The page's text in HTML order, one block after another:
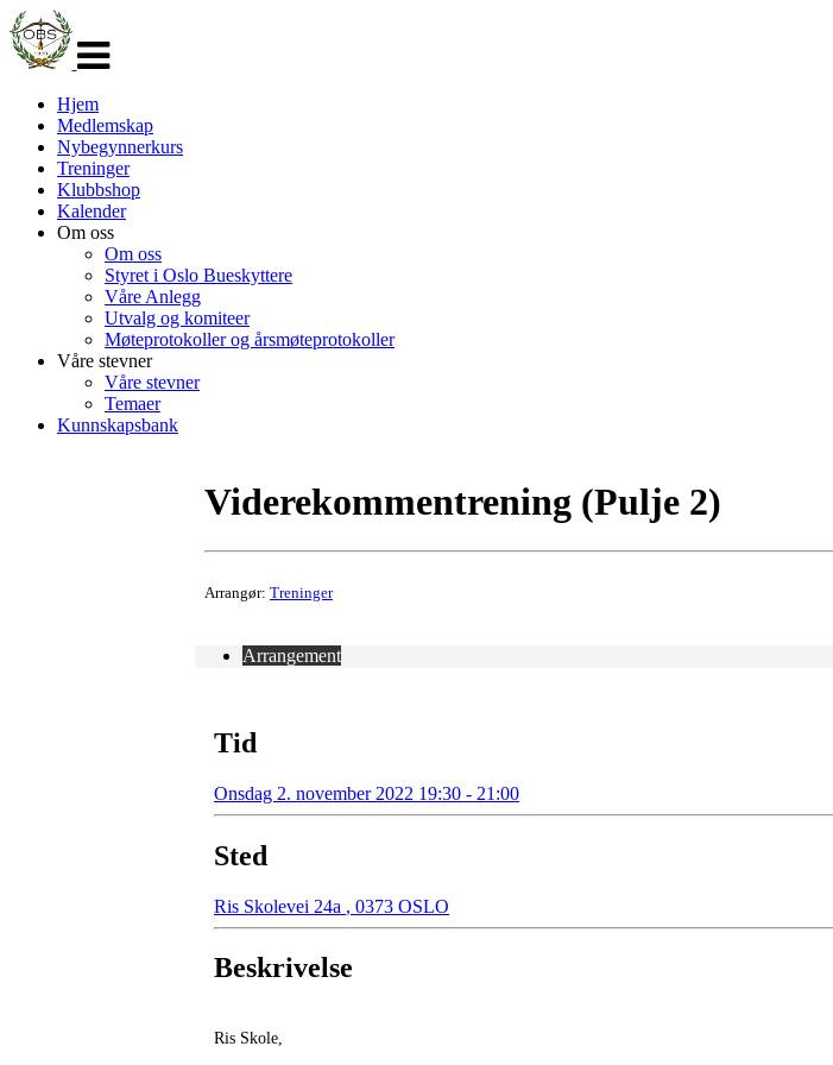
navigasjon
Hjem
Medlemskap
Nybegynnerkurs
Treninger
Klubbshop
Kalender
Om oss
Om oss
Styret i Oslo Bueskyttere
Våre Anlegg
Utvalg og komiteer
Møteprotokoller og årsmøteprotokoller
Våre stevner
Våre stevner
Temaer
Kunnskapsbank
Viderekommentrening (Pulje 2)
Arrangør: Treninger
Arrangement
Tid
Onsdag 2. november 2022 19:30 - 21:00
Sted
Ris Skolevei 24a , 0373 OSLO
Beskrivelse
Ris Skole,